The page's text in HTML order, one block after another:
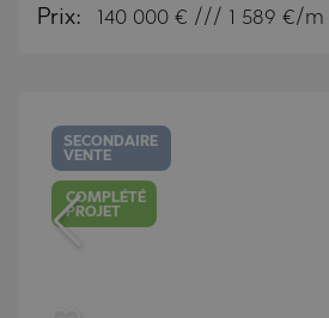
Prix: 140 000 € /// 1 589 €/m
SECONDAIRE
VENTE
COMPLÉTÉ
PROJET